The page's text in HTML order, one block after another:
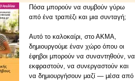
Πόσα μπορούν να συμβούν γύρω
από ένα τραπέζι και μια συνταγή;
Αυτό το καλοκαίρι, στο ΑΚΜΑ
δημιουργούμε έναν χώρο όπου οι
έφηβοι μπορούν να συναντηθούν, να
εκφραστούν, να συνεργαστούν και
να δημιουργήσουν μαζί — μέσα από